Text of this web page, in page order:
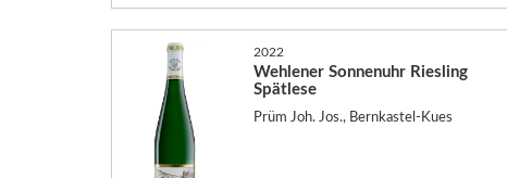
2022
Wehlener Sonnenuhr Riesling
Spätlese
Prüm Joh. Jos., Bernkastel-Kues